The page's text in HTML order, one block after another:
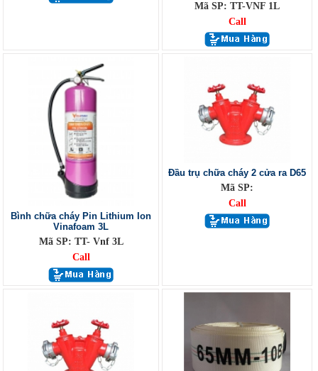
Mã SP: TT-VNF 1L
Call
Bình chữa cháy Pin Lithium Ion
Vinafoam 3L
Mã SP: TT- Vnf 3L
Call
Đầu trụ chữa cháy 2 cửa ra D65
Mã SP:
Call